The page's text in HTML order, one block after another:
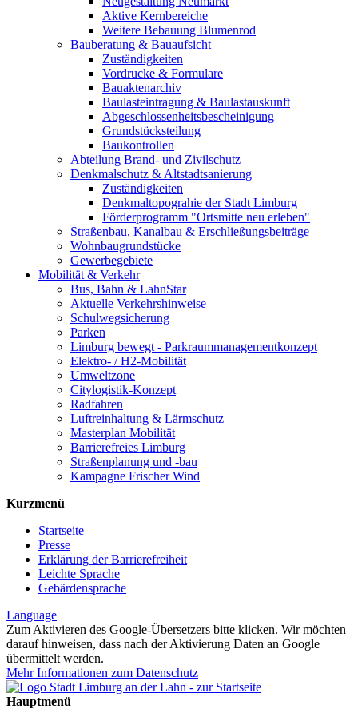
Aktive Kernbereiche
Weitere Bebauung Blumenrod
Bauberatung & Bauaufsicht
Zuständigkeiten
Vordrucke & Formulare
Bauaktenarchiv
Baulasteintragung & Baulastauskunft
Abgeschlossenheitsbescheinigung
Grundstücksteilung
Baukontrollen
Abteilung Brand- und Zivilschutz
Denkmalschutz & Altstadtsanierung
Zuständigkeiten
Denkmaltopograhie der Stadt Limburg
Förderprogramm "Ortsmitte neu erleben"
Straßenbau, Kanalbau & Erschließungsbeiträge
Wohnbaugrundstücke
Gewerbegebiete
Mobilität & Verkehr
Bus, Bahn & LahnStar
Aktuelle Verkehrshinweise
Schulwegsicherung
Parken
Limburg bewegt - Park­raum­management­konzept
Elektro- / H2-Mobilität
Umweltzone
Citylogistik-Konzept
Radfahren
Luftreinhaltung & Lärmschutz
Masterplan Mobilität
Barrierefreies Limburg
Straßenplanung und -bau
Kampagne Frischer Wind
Kurzmenü
Startseite
Presse
Erklärung der Barrierefreiheit
Leichte Sprache
Gebärdensprache
Language
Zum Aktivieren des Google-Übersetzers bitte klicken. Wir möchten
darauf hinweisen, dass nach der Aktivierung Daten an Google
übermittelt werden.
Mehr Informationen zum Datenschutz
Hauptmenü